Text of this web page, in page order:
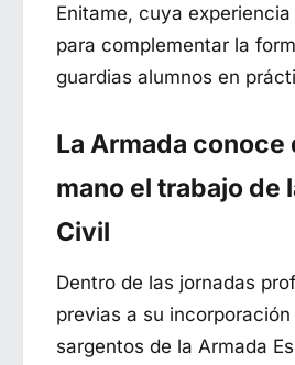
Enitame, cuya
para complementar la
guardias alumnos en
La Armada conoce
mano el trabajo de
Civil
Dentro de las jornadas
previas a su
sargentos de la Armada